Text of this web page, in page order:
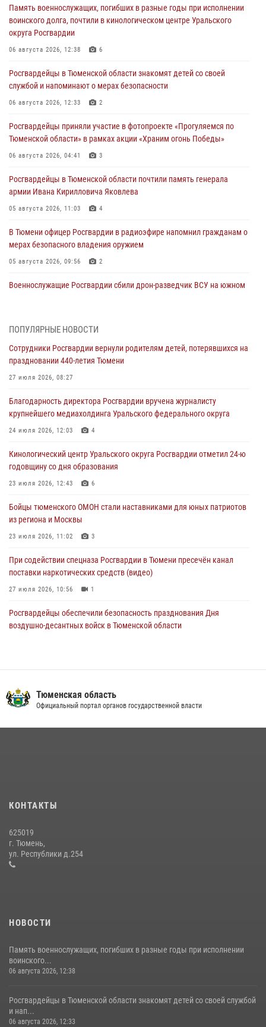
Память военнослужащих, погибших в разные годы при исполнении
воинского долга, почтили в кинологическом центре Уральского
округа Росгвардии
06 августа 2026, 12:38 6
Росгвардейцы в Тюменской области знакомят детей со своей
службой и напоминают о мерах безопасности
06 августа 2026, 12:33 2
Росгвардейцы приняли участие в фотопроекте «Прогуляемся по
Тюменской области» в рамках акции «Храним огонь Победы»
06 августа 2026, 04:41 3
Росгвардейцы в Тюменской области почтили память генерала
армии Ивана Кирилловича Яковлева
05 августа 2026, 11:03 4
В Тюмени офицер Росгвардии в радиоэфире напомнил гражданам о
мерах безопасного владения оружием
05 августа 2026, 09:56 2
Военнослужащие Росгвардии сбили дрон-разведчик ВСУ на южном
масштабных спортивных событий на Урале
05 августа 2026, 05:22
виновника ДТП
05 августа 2026, 05:15
труженицу тыла из Тюмени
04 августа 2026, 11:07
условиях в Тюменской области (видео)
04 августа 2026, 06:28
ПОПУЛЯРНЫЕ НОВОСТИ
Сотрудники Росгвардии вернули родителям детей, потерявшихся на
праздновании 440-летия Тюмени
27 июля 2026, 08:27
Благодарность директора Росгвардии вручена журналисту
крупнейшего медиахолдинга Уральского федерального округа
24 июля 2026, 12:03 4
Кинологический центр Уральского округа Росгвардии отметил 24-ю
годовщину со дня образования
23 июля 2026, 12:43 6
Бойцы тюменского ОМОН стали наставниками для юных патриотов
из региона и Москвы
23 июля 2026, 11:02 3
При содействии спецназа Росгвардии в Тюмени пресечён канал
поставки наркотических средств (видео)
27 июля 2026, 10:56 1
Росгвардейцы обеспечили безопасность празднования Дня
воздушно-десантных войск в Тюменской области
05 августа 2026, 05:35
Сотрудники тюменского СОБР "Сова" отработали навыки
десантирования на Урале
16 июля 2026, 10:42
Тюменская область
Официальный портал органов государственной власти
КОНТАКТЫ
625019
г. Тюмень,
ул. Республики д.254
НОВОСТИ
Память военнослужащих, погибших в разные годы при исполнении
воинского...
06 августа 2026, 12:38
Росгвардейцы в Тюменской области знакомят детей со своей службой
и нап...
06 августа 2026, 12:33